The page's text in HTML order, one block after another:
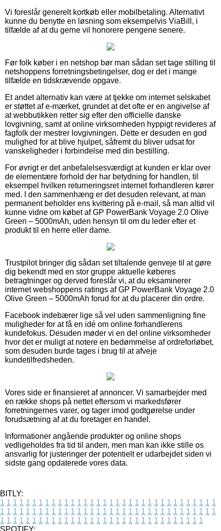
Vi foreslår generelt kortkøb eller mobilbetaling. Alternativt
kunne du benytte en løsning som eksempelvis ViaBill, i
tilfælde af at du gerne vil honorere pengene senere.
Før folk køber i en netshop bør man sådan set tage stilling til
netshoppens forretningsbetingelser, dog er det i mange
tilfælde en tidskrævende opgave.
Et andet alternativ kan være at tjekke om internet selskabet
er støttet af e-mærket, grundet at det ofte er en angivelse af
at webbutikken retter sig efter den officielle danske
lovgivning, samt at online virksomheden hyppigt revideres af
fagfolk der mestrer lovgivningen. Dette er desuden en god
mulighed for at blive hjulpet, såfremt du bliver udsat for
vanskeligheder i forbindelse med din bestilling.
For øvrigt er det anbefalelsesværdigt at kunden er klar over
de elementære forhold der har betydning for handlen, til
eksempel hvilken returneringsret internet forhandleren kører
med. I den sammenhæng er det desuden relevant, at man
permanent beholder ens kvittering på e-mail, så man altid vil
kunne vidne om købet af GP PowerBank Voyage 2.0 Olive
Green – 5000mAh, uden hensyn til om du leder efter et
produkt til en herre eller dame.
Trustpilot bringer dig sådan set tiltalende genveje til at gøre
dig bekendt med en stor gruppe aktuelle køberes
betragtninger og derved foreslår vi, at du eksaminerer
internet webshoppens ratings af GP PowerBank Voyage 2.0
Olive Green – 5000mAh forud for at du placerer din ordre.
Facebook indebærer lige så vel uden sammenligning fine
muligheder for at få en idé om online forhandlerens
kundefokus. Desuden møder vi en del online virksomheder
hvor det er muligt at notere en bedømmelse af ordreforløbet,
som desuden burde tages i brug til at afveje
kundetilfredsheden.
Vores side er finansieret af annoncer. Vi samarbejder med
en række shops på nettet eftersom vi markedsfører
forretningernes varer, og tager imod godtgørelse under
forudsætning af at du foretager en handel.
Informationer angående produkter og online shops
vedligeholdes fra tid til anden, men man kan ikke stille os
ansvarlig for justeringer der potentielt er udarbejdet siden vi
sidste gang opdaterede vores data.
BITLY:
1 1 1 1 1 1 1 1 1 1 1 1 1 1 1 1 1 1 1 1 1 1 1 1 1 1 1 1 1 1 1 1 1 1
1 1 1 1 1 1 1 1 1 1 1 1 1 1 1 1 1 1 1 1 1 1 1 1 1 1 1 1 1 1 1 1 1 1
1 1 1 1 1 1 1 1 1 1 1 1 1 1 1 1 1 1 1 1 1 1 1 1 1 1 1 1 1 1 1 1
SPOTIFY: